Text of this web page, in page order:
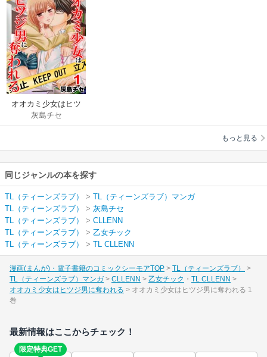
オオカミ少女はヒツ
ジ男に奪われる
灰島チセ
もっと見る
同じジャンルの本を探す
TL（ティーンズラブ） > TL（ティーンズラブ）マンガ
TL（ティーンズラブ）
> 灰島チセ
TL（ティーンズラブ）
> CLLENN
TL（ティーンズラブ）
> 乙女チック
TL（ティーンズラブ）
> TL CLLENN
漫画(まんが)・電子書籍のコミックシーモアTOP
TL（ティーンズラブ）
TL（ティーンズラブ）マンガ
CLLENN 乙女チック
TL CLLENN
オオカミ少女はヒツジ男に奪われる
オオカミ少女はヒツジ男に奪われる 1
巻
最新情報はここからチェック！
限定特典GET